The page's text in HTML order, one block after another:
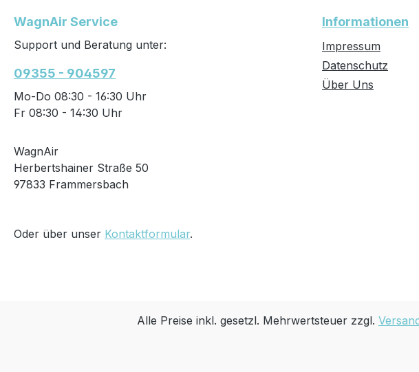
WagnAir Service
Support und Beratung unter:
09355 - 904597
Mo-Do 08:30 - 16:30 Uhr
Fr 08:30 - 14:30 Uhr
WagnAir
Herbertshainer Straße 50
97833 Frammersbach
Oder über unser Kontaktformular.
Informationen
Impressum
Datenschutz
Über Uns
Alle Preise inkl. gesetzl. Mehrwertsteuer zzgl.